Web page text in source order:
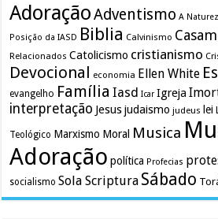
AdoraçãoAdventismo A
Posição da IASD
Biblia Calvinismo
Relacionados Catolicismo cristianismo
Devocional economia Ellen White
evangelho Família Iasd Icar Igreja
interpretação Jesusjudaismo judeus lei
Teológico Marxismo Moral Musica
Adoração política Profecias
socialismo Sola Scriptura Sábado